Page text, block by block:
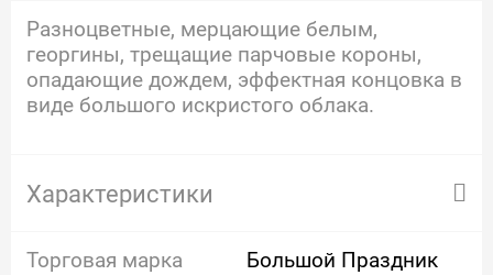
Разноцветные, мерцающие белым,
георгины, трещащие парчовые короны,
опадающие дождем, эффектная концовка в
виде большого искристого облака.
Характеристики
Торговая марка
Большой Праздник